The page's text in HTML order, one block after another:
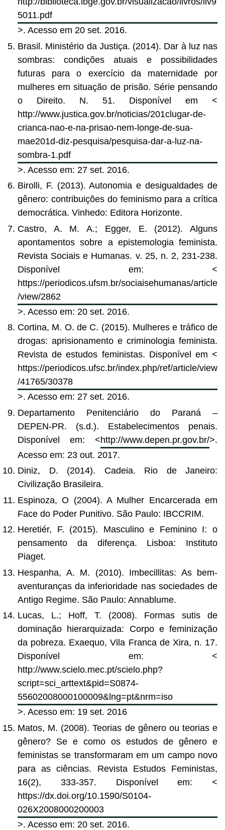
5011.pdf
>. Acesso em 20 set. 2016.
Brasil. Ministério da Justiça. (2014). Dar à luz nas
sombras: condições atuais e possibilidades
futuras para o exercício da maternidade por
mulheres em situação de prisão. Série pensando
o Direito. N. 51. Disponível em <
http://www.justica.gov.br/noticias/201clugar-de-
crianca-nao-e-na-prisao-nem-longe-de-sua-
mae201d-diz-pesquisa/pesquisa-dar-a-luz-na-
sombra-1.pdf
>. Acesso em: 27 set. 2016.
Birolli, F. (2013). Autonomia e desigualdades de
gênero: contribuições do feminismo para a crítica
democrática. Vinhedo: Editora Horizonte.
Castro, A. M. A.; Egger, E. (2012). Alguns
apontamentos sobre a epistemologia feminista.
Revista Sociais e Humanas. v. 25, n. 2, 231-238.
Disponível em: <
https://periodicos.ufsm.br/sociaisehumanas/article
/view/2862
>. Acesso em: 20 set. 2016.
Cortina, M. O. de C. (2015). Mulheres e tráfico de
drogas: aprisionamento e criminologia feminista.
Revista de estudos feministas. Disponível em <
https://periodicos.ufsc.br/index.php/ref/article/view
/41765/30378
>. Acesso em: 27 set. 2016.
Departamento Penitenciário do Paraná –
DEPEN-PR. (s.d.). Estabelecimentos penais.
Disponível em: <http://www.depen.pr.gov.br/>.
Acesso em: 23 out. 2017.
Diniz, D. (2014). Cadeia. Rio de Janeiro:
Civilização Brasileira.
Espinoza, O (2004). A Mulher Encarcerada em
Face do Poder Punitivo. São Paulo: IBCCRIM.
Heretiér, F. (2015). Masculino e Feminino I: o
pensamento da diferença. Lisboa: Instituto
Piaget.
Hespanha, A. M. (2010). Imbecillitas: As bem-
aventuranças da inferioridade nas sociedades de
Antigo Regime. São Paulo: Annablume.
Lucas, L.; Hoff, T. (2008). Formas sutis de
dominação hierarquizada: Corpo e feminização
da pobreza. Exaequo, Vila Franca de Xira, n. 17.
Disponível em: <
http://www.scielo.mec.pt/scielo.php?
script=sci_arttext&pid=S0874-
55602008000100009&lng=pt&nrm=iso
>. Acesso em: 19 set. 2016
Matos, M. (2008). Teorias de gênero ou teorias e
gênero? Se e como os estudos de gênero e
feministas se transformaram em um campo novo
para as ciências. Revista Estudos Feministas,
16(2), 333-357. Disponível em: <
https://dx.doi.org/10.1590/S0104-
026X2008000200003
>. Acesso em: 20 set. 2016.